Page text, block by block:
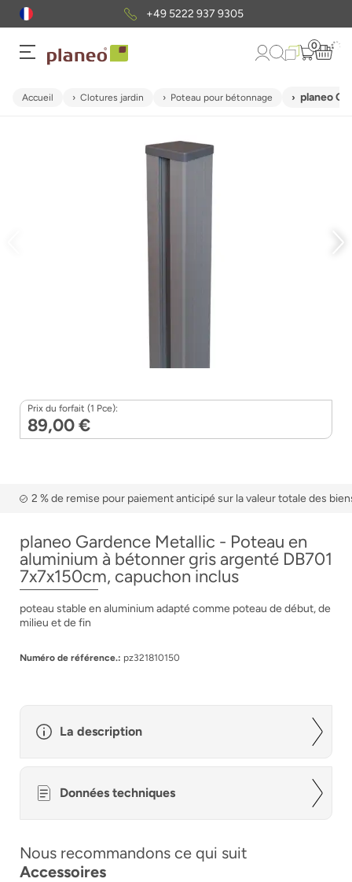
+49 5222 937 9305
0
Accueil Clotures jardin Poteau pour bétonnage planeo
Prix du forfait (1 Pce):
89,00 €
2 % de remise pour paiement anticipé sur la valeur totale des
planeo Gardence Metallic - Poteau en
aluminium à bétonner gris argenté DB701
7x7x150cm, capuchon inclus
poteau stable en aluminium adapté comme poteau de début, de
milieu et de fin
Numéro de référence.: pz321810150
La description
Données techniques
Nous recommandons ce qui suit
Accessoires